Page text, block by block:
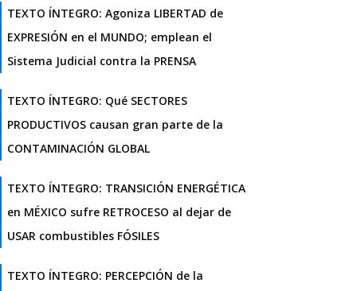
TEXTO ÍNTEGRO: Agoniza LIBERTAD de
EXPRESIÓN en el MUNDO; emplean el
Sistema Judicial contra la PRENSA
TEXTO ÍNTEGRO: Qué SECTORES
PRODUCTIVOS causan gran parte de la
CONTAMINACIÓN GLOBAL
TEXTO ÍNTEGRO: TRANSICIÓN ENERGÉTICA
en MÉXICO sufre RETROCESO al dejar de
USAR combustibles FÓSILES
TEXTO ÍNTEGRO: PERCEPCIÓN de la